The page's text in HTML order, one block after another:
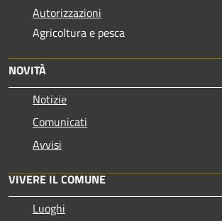
Autorizzazioni
Agricoltura e pesca
NOVITÀ
Notizie
Comunicati
Avvisi
VIVERE IL COMUNE
Luoghi